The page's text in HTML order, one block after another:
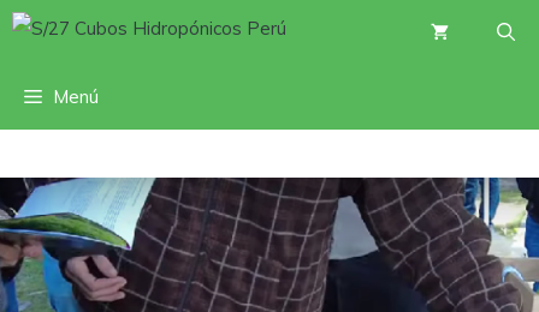
Saltar
Menú